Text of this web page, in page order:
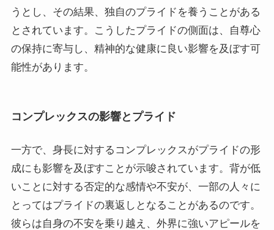
うとし、その結果、独自のプライドを養うことがある
とされています。こうしたプライドの側面は、自尊心
の保持に寄与し、精神的な健康に良い影響を及ぼす可
能性があります。
コンプレックスの影響とプライド
一方で、身長に対するコンプレックスがプライドの形
成にも影響を及ぼすことが示唆されています。背が低
いことに対する否定的な感情や不安が、一部の人々に
とってはプライドの裏返しとなることがあるのです。
彼らは自身の不安を乗り越え、外界に強いアピールを